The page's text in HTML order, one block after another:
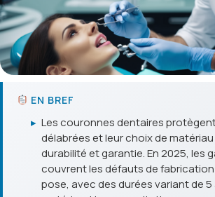
EN BREF
▸ Les couronnes dentaires
délabrées et leur choix de
durabilité et garantie. En 2025, les
couvrent les défauts de
pose, avec des durées variant de 5